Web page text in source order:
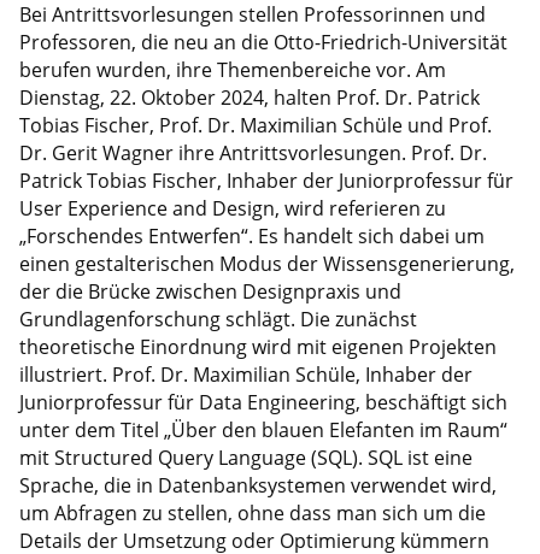
Bei Antrittsvorlesungen stellen Professorinnen und
Professoren, die neu an die Otto-Friedrich-Universität
berufen wurden, ihre Themenbereiche vor. Am
Dienstag, 22. Oktober 2024, halten Prof. Dr. Patrick
Tobias Fischer, Prof. Dr. Maximilian Schüle und Prof.
Dr. Gerit Wagner ihre Antrittsvorlesungen. Prof. Dr.
Patrick Tobias Fischer, Inhaber der Juniorprofessur für
User Experience and Design, wird referieren zu
„Forschendes Entwerfen“. Es handelt sich dabei um
einen gestalterischen Modus der Wissensgenerierung,
der die Brücke zwischen Designpraxis und
Grundlagenforschung schlägt. Die zunächst
theoretische Einordnung wird mit eigenen Projekten
illustriert. Prof. Dr. Maximilian Schüle, Inhaber der
Juniorprofessur für Data Engineering, beschäftigt sich
unter dem Titel „Über den blauen Elefanten im Raum“
mit Structured Query Language (SQL). SQL ist eine
Sprache, die in Datenbanksystemen verwendet wird,
um Abfragen zu stellen, ohne dass man sich um die
Details der Umsetzung oder Optimierung kümmern